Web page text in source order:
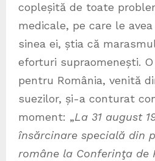
copleșită de toate
medicale, pe care le
sinea ei, știa că
eforturi supraomenești.
pentru România, venită
suezilor, și-a conturat
moment: „La 31 august
însărcinare specială din
române la Conferinţa de